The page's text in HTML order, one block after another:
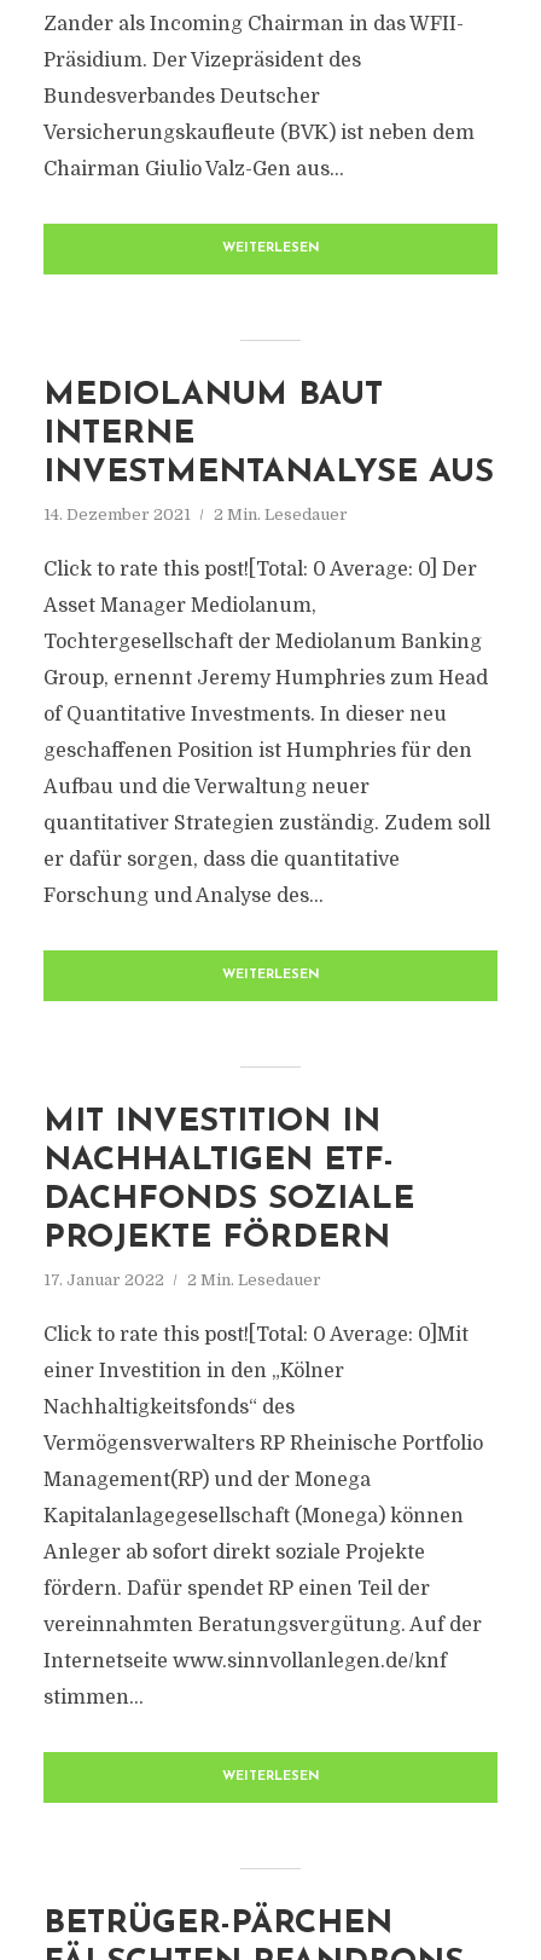
Zander als Incoming Chairman in das WFII-
Präsidium. Der Vizepräsident des
Bundesverbandes Deutscher
Versicherungskaufleute (BVK) ist neben dem
Chairman Giulio Valz-Gen aus...
WEITERLESEN
MEDIOLANUM BAUT
INTERNE
INVESTMENTANALYSE AUS
14. Dezember 2021 2 Min. Lesedauer
Click to rate this post![Total: 0 Average: 0] Der
Asset Manager Mediolanum,
Tochtergesellschaft der Mediolanum Banking
Group, ernennt Jeremy Humphries zum Head
of Quantitative Investments. In dieser neu
geschaffenen Position ist Humphries für den
Aufbau und die Verwaltung neuer
quantitativer Strategien zuständig. Zudem soll
er dafür sorgen, dass die quantitative
Forschung und Analyse des...
WEITERLESEN
MIT INVESTITION IN
NACHHALTIGEN ETF-
DACHFONDS SOZIALE
PROJEKTE FÖRDERN
17. Januar 2022 2 Min. Lesedauer
Click to rate this post![Total: 0 Average: 0]Mit
einer Investition in den „Kölner
Nachhaltigkeitsfonds“ des
Vermögensverwalters RP Rheinische Portfolio
Management(RP) und der Monega
Kapitalanlagegesellschaft (Monega) können
Anleger ab sofort direkt soziale Projekte
fördern. Dafür spendet RP einen Teil der
vereinnahmten Beratungsvergütung. Auf der
Internetseite www.sinnvollanlegen.de/knf
stimmen...
WEITERLESEN
BETRÜGER-PÄRCHEN